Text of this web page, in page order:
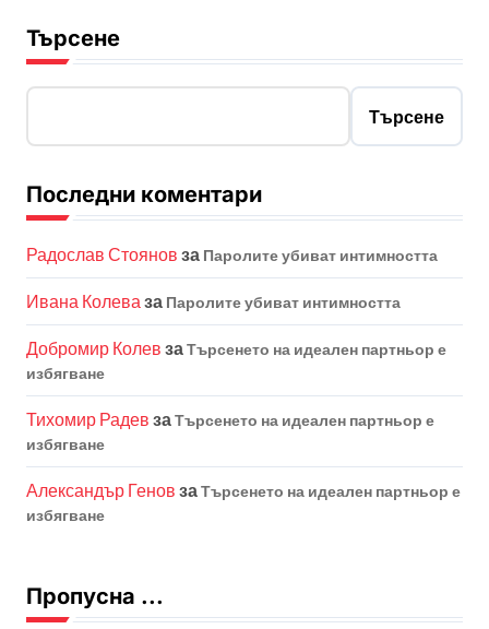
Търсене
Търсене
Последни коментари
Радослав Стоянов за Паролите убиват интимността
Ивана Колеваза Паролите убиват интимността
Добромир Колев заТърсенето на идеален партньор е
избягване
Тихомир Радев заТърсенето на идеален партньор е
избягване
Александър Генов заТърсенето на идеален партньор е
избягване
Пропусна ...